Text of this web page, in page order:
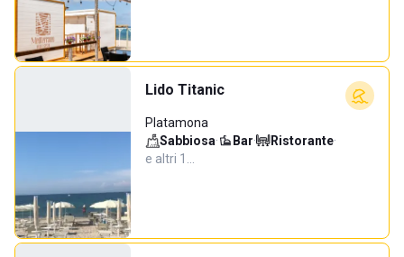
Lido Titanic
Platamona
Sabbiosa· Bar· Ristorante·
e altri 1…